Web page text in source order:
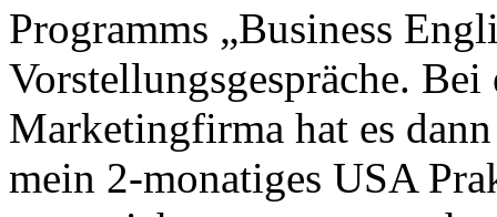
Programms „Business
Vorstellungsgespräche.
Marketingfirma hat es
mein 2-monatiges USA